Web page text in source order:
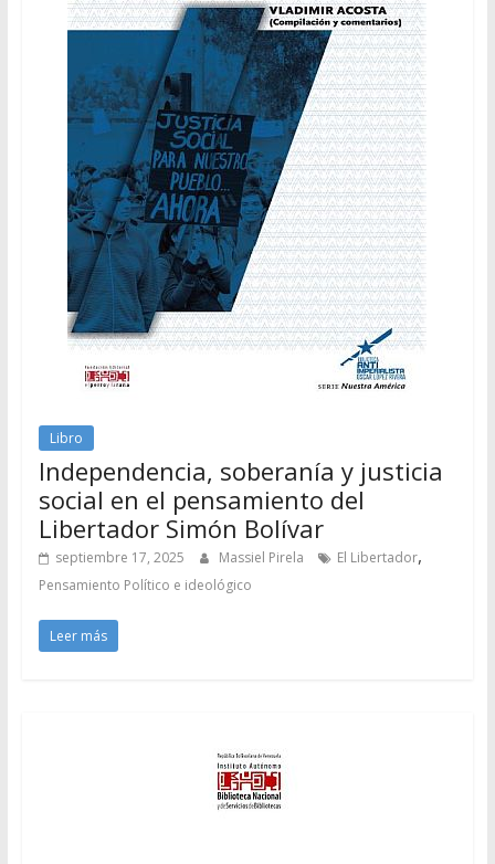
Libro
Independencia, soberanía y justicia
social en el pensamiento del
Libertador Simón Bolívar
septiembre 17, 2025 Massiel Pirela El Libertador,
Pensamiento Político e ideológico
Leer más